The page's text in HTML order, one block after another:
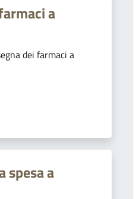
a
dei farmaci a
spesa a